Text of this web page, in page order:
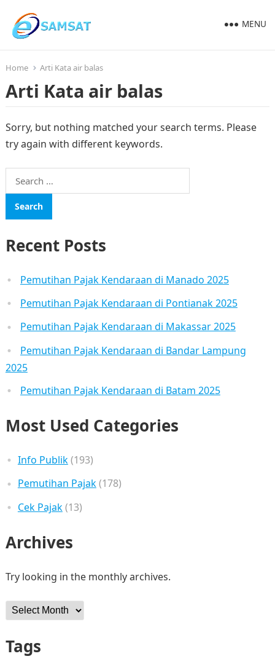
MENU
Home Arti Kata air balas
Arti Kata air balas
Sorry, but nothing matched your search terms. Please
try again with different keywords.
Search
for:
Recent Posts
Pemutihan Pajak Kendaraan di Manado 2025
Pemutihan Pajak Kendaraan di Pontianak 2025
Pemutihan Pajak Kendaraan di Makassar 2025
Pemutihan Pajak Kendaraan di Bandar Lampung
2025
Pemutihan Pajak Kendaraan di Batam 2025
Most Used Categories
Info Publik(193)
Pemutihan Pajak(178)
Cek Pajak(13)
Archives
Try looking in the monthly archives.
Archives
Tags